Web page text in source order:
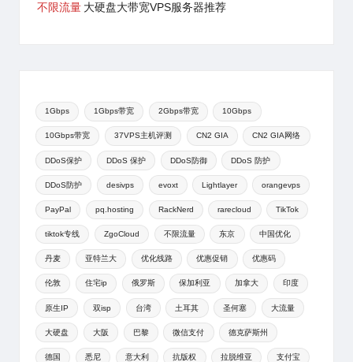
不限流量 大硬盘大带宽VPS服务器推荐
1Gbps 1Gbps带宽 2Gbps带宽 10Gbps
10Gbps带宽 37VPS主机评测 CN2 GIA CN2 GIA网络
DDoS保护 DDoS 保护 DDoS防御 DDoS 防护
DDoS防护 desivps evoxt Lightlayer orangevps
PayPal pq.hosting RackNerd rarecloud TikTok
tiktok专线 ZgoCloud 不限流量 东京 中国优化
丹麦 亚特兰大 优化线路 优惠促销 优惠码
伦敦 住宅ip 俄罗斯 保加利亚 加拿大 印度
原生IP 双isp 台湾 土耳其 圣何塞 大流量
大硬盘 大阪 巴黎 微信支付 德克萨斯州
德国 悉尼 意大利 抗版权 拉脱维亚 支付宝